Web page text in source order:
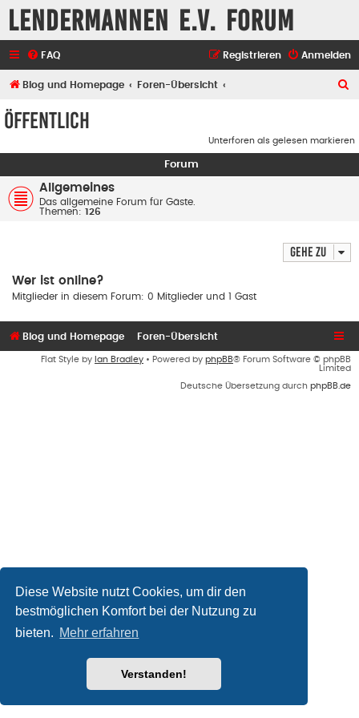
Diese Website nutzt Cookies, um dir den
bestmöglichen Komfort bei der Nutzung zu
bieten. Mehr erfahren
Verstanden!
Lendermannen e.V. Forum
FAQ Anmelden
Registrieren
Blog und Homepage Foren-Übersicht
h
Öffentlich
Unterforen als gelesen markieren
Forum
Allgemeines
Das allgemeine Forum für Gäste.
Themen: 126
Gehe zu
Wer ist online?
Mitglieder in diesem Forum: 0 Mitglieder und 1 Gast
Blog und Homepage Foren-Übersicht
Flat Style by Ian Bradley • Powered by phpBB® Forum Software © phpBB
Limited
Deutsche Übersetzung durch phpBB.de